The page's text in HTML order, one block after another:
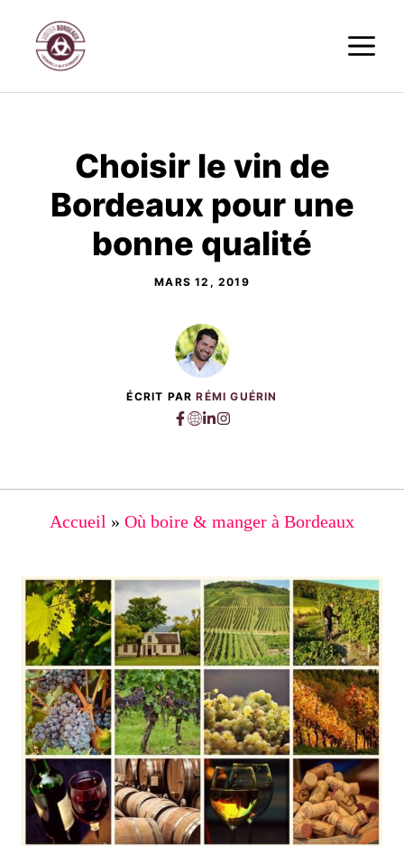
contenu
Choisir le vin de
Bordeaux pour une
bonne qualité
MARS 12, 2019
ÉCRIT PARRÉMI GUÉRIN
Accueil » Où boire & manger à Bordeaux